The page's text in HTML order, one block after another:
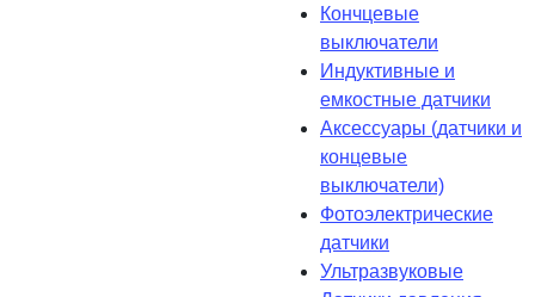
Кончцевые
выключатели
Индуктивные и
емкостные датчики
Аксессуары (датчики и
концевые
выключатели)
Фотоэлектрические
датчики
Ультразвуковые